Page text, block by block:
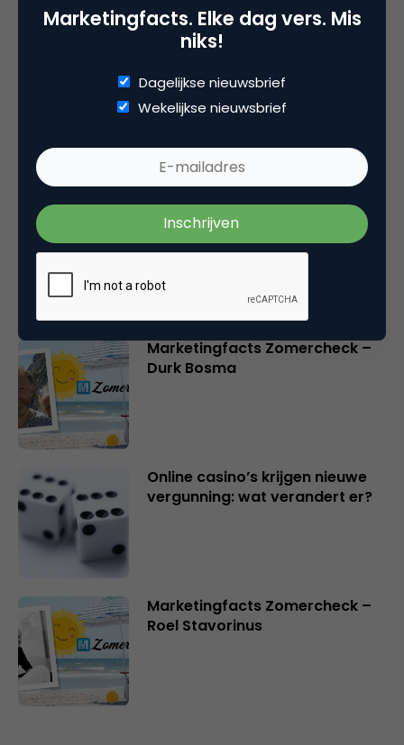
Plaats reactie
ingelogd zijn opom een reactie te
Gerelateerde artikelen
Marketingfacts Zomercheck –
Vita Kovalenko
Marketingfacts Zomercheck –
Durk Bosma
Online casino’s krijgen nieuwe
vergunning: wat verandert er?
Marketingfacts Zomercheck –
Roel Stavorinus
Marketingfacts. Elke dag vers. Mis
niks!
Dagelijkse nieuwsbrief
Wekelijkse nieuwsbrief